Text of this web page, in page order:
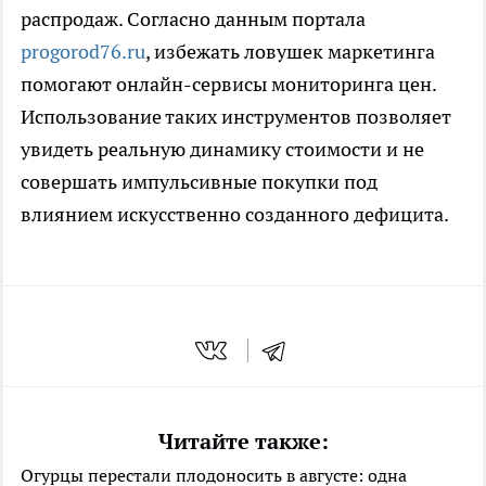
распродаж. Согласно данным портала
progorod76.ru, избежать ловушек маркетинга
помогают онлайн-сервисы мониторинга цен.
Использование таких инструментов позволяет
увидеть реальную динамику стоимости и не
совершать импульсивные покупки под
влиянием искусственно созданного дефицита.
Читайте также:
Огурцы перестали плодоносить в августе: одна